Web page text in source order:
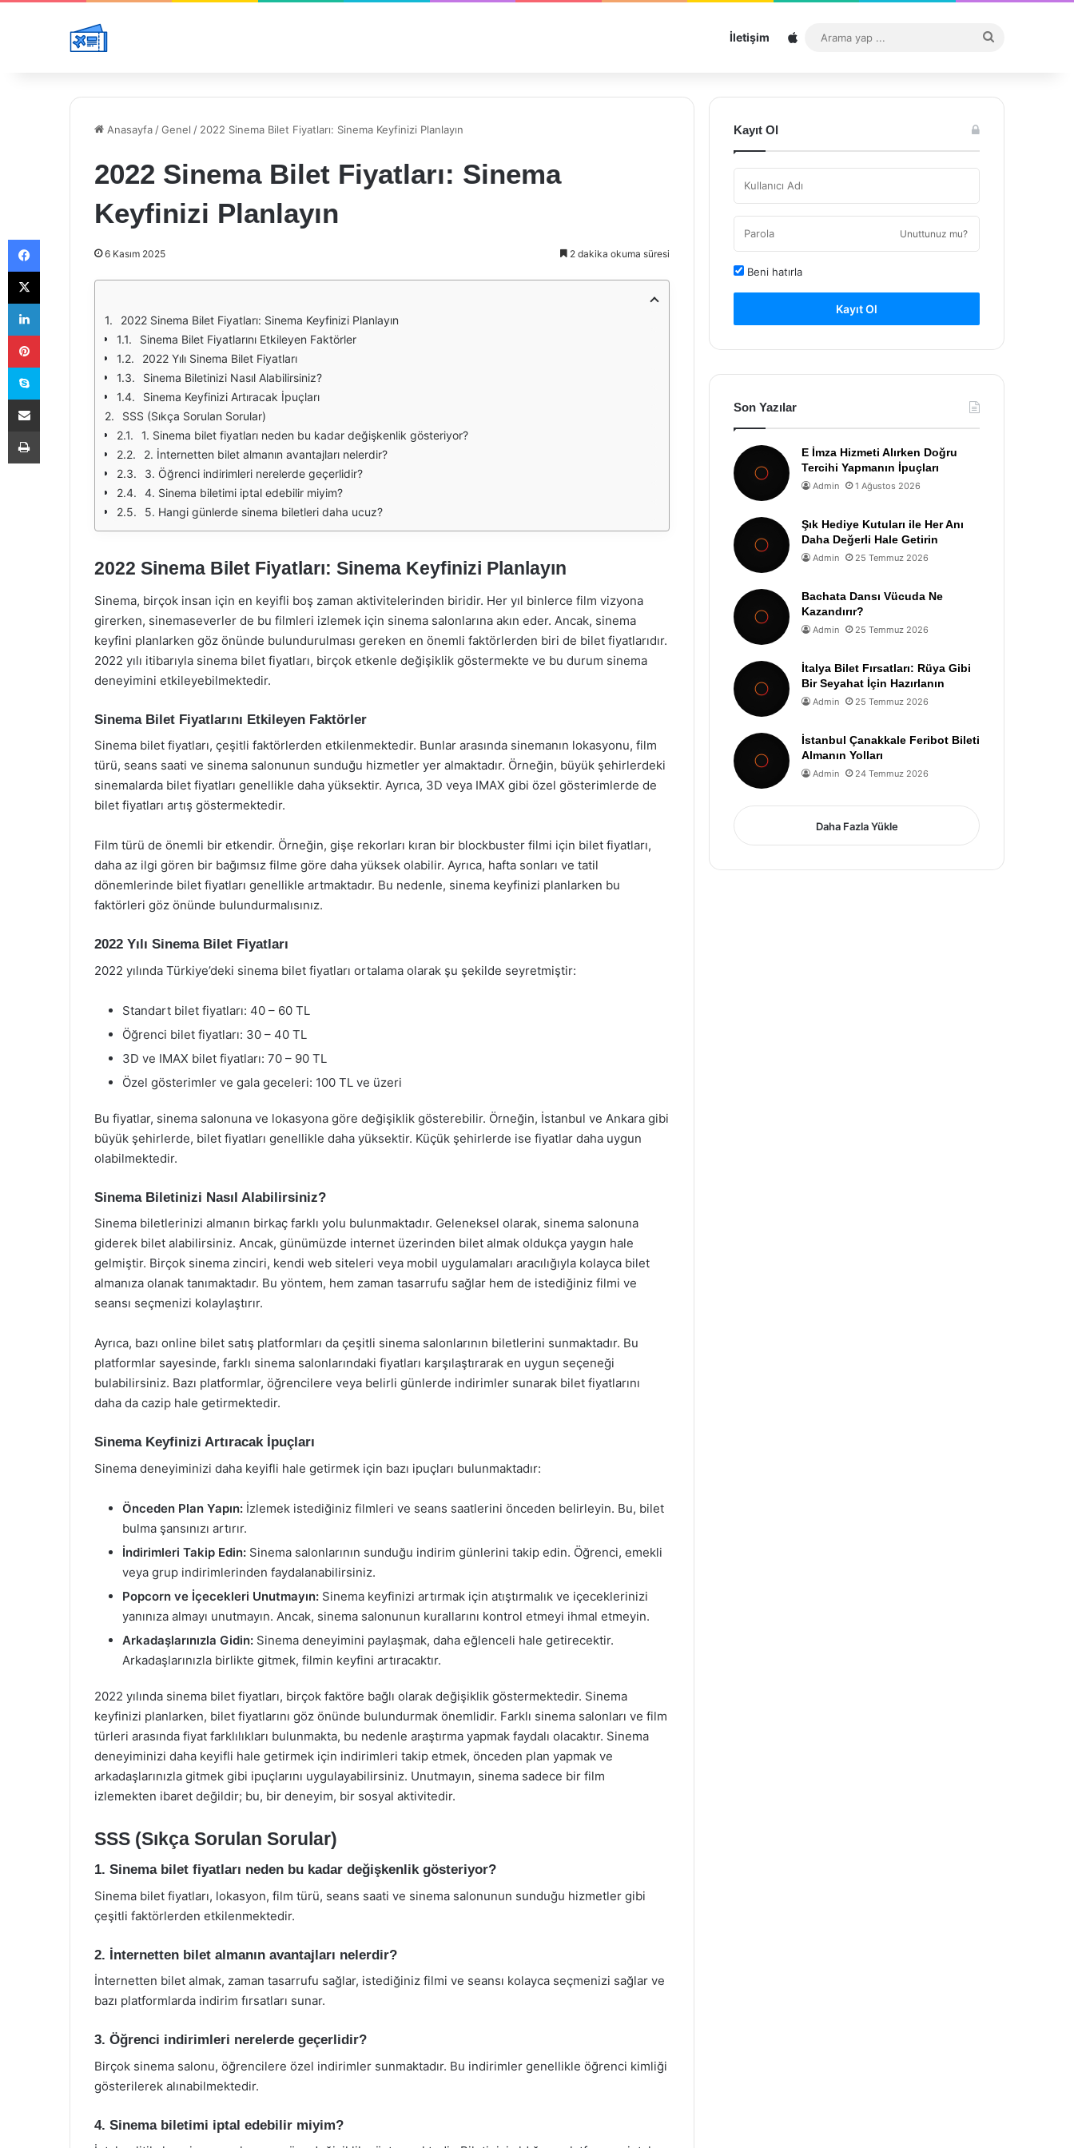
İletişim Sitemap
...
Anasayfa /Genel / 2022 Sinema Bilet Fiyatları: Sinema Keyfinizi Planlayın
2022 Sinema Bilet Fiyatları: Sinema
Keyfinizi Planlayın
6 Kasım 2025 2 dakika okuma süresi
2022 Sinema Bilet Fiyatları: Sinema Keyfinizi Planlayın
Sinema Bilet Fiyatlarını Etkileyen Faktörler
2022 Yılı Sinema Bilet Fiyatları
Sinema Biletinizi Nasıl Alabilirsiniz?
Sinema Keyfinizi Artıracak İpuçları
SSS (Sıkça Sorulan Sorular)
1. Sinema bilet fiyatları neden bu kadar değişkenlik gösteriyor?
2. İnternetten bilet almanın avantajları nelerdir?
3. Öğrenci indirimleri nerelerde geçerlidir?
4. Sinema biletimi iptal edebilir miyim?
5. Hangi günlerde sinema biletleri daha ucuz?
2022 Sinema Bilet Fiyatları: Sinema Keyfinizi Planlayın
Sinema, birçok insan için en keyifli boş zaman aktivitelerinden biridir. Her yıl binlerce film vizyona
girerken, sinemaseverler de bu filmleri izlemek için sinema salonlarına akın eder. Ancak, sinema
keyfini planlarken göz önünde bulundurulması gereken en önemli faktörlerden biri de bilet fiyatlarıdır.
2022 yılı itibarıyla sinema bilet fiyatları, birçok etkenle değişiklik göstermekte ve bu durum sinema
deneyimini etkileyebilmektedir.
Sinema Bilet Fiyatlarını Etkileyen Faktörler
Sinema bilet fiyatları, çeşitli faktörlerden etkilenmektedir. Bunlar arasında sinemanın lokasyonu, film
türü, seans saati ve sinema salonunun sunduğu hizmetler yer almaktadır. Örneğin, büyük şehirlerdeki
sinemalarda bilet fiyatları genellikle daha yüksektir. Ayrıca, 3D veya IMAX gibi özel gösterimlerde de
bilet fiyatları artış göstermektedir.
Film türü de önemli bir etkendir. Örneğin, gişe rekorları kıran bir blockbuster filmi için bilet fiyatları,
daha az ilgi gören bir bağımsız filme göre daha yüksek olabilir. Ayrıca, hafta sonları ve tatil
dönemlerinde bilet fiyatları genellikle artmaktadır. Bu nedenle, sinema keyfinizi planlarken bu
faktörleri göz önünde bulundurmalısınız.
2022 Yılı Sinema Bilet Fiyatları
2022 yılında Türkiye’deki sinema bilet fiyatları ortalama olarak şu şekilde seyretmiştir:
Standart bilet fiyatları: 40 – 60 TL
Öğrenci bilet fiyatları: 30 – 40 TL
3D ve IMAX bilet fiyatları: 70 – 90 TL
Özel gösterimler ve gala geceleri: 100 TL ve üzeri
Bu fiyatlar, sinema salonuna ve lokasyona göre değişiklik gösterebilir. Örneğin, İstanbul ve Ankara gibi
büyük şehirlerde, bilet fiyatları genellikle daha yüksektir. Küçük şehirlerde ise fiyatlar daha uygun
olabilmektedir.
Sinema Biletinizi Nasıl Alabilirsiniz?
Sinema biletlerinizi almanın birkaç farklı yolu bulunmaktadır. Geleneksel olarak, sinema salonuna
giderek bilet alabilirsiniz. Ancak, günümüzde internet üzerinden bilet almak oldukça yaygın hale
gelmiştir. Birçok sinema zinciri, kendi web siteleri veya mobil uygulamaları aracılığıyla kolayca bilet
almanıza olanak tanımaktadır. Bu yöntem, hem zaman tasarrufu sağlar hem de istediğiniz filmi ve
seansı seçmenizi kolaylaştırır.
Ayrıca, bazı online bilet satış platformları da çeşitli sinema salonlarının biletlerini sunmaktadır. Bu
platformlar sayesinde, farklı sinema salonlarındaki fiyatları karşılaştırarak en uygun seçeneği
bulabilirsiniz. Bazı platformlar, öğrencilere veya belirli günlerde indirimler sunarak bilet fiyatlarını
daha da cazip hale getirmektedir.
Sinema Keyfinizi Artıracak İpuçları
Sinema deneyiminizi daha keyifli hale getirmek için bazı ipuçları bulunmaktadır:
Önceden Plan Yapın: İzlemek istediğiniz filmleri ve seans saatlerini önceden belirleyin. Bu, bilet
bulma şansınızı artırır.
İndirimleri Takip Edin: Sinema salonlarının sunduğu indirim günlerini takip edin. Öğrenci, emekli
veya grup indirimlerinden faydalanabilirsiniz.
Popcorn ve İçecekleri Unutmayın: Sinema keyfinizi artırmak için atıştırmalık ve içeceklerinizi
yanınıza almayı unutmayın. Ancak, sinema salonunun kurallarını kontrol etmeyi ihmal etmeyin.
Arkadaşlarınızla Gidin: Sinema deneyimini paylaşmak, daha eğlenceli hale getirecektir.
Arkadaşlarınızla birlikte gitmek, filmin keyfini artıracaktır.
2022 yılında sinema bilet fiyatları, birçok faktöre bağlı olarak değişiklik göstermektedir. Sinema
keyfinizi planlarken, bilet fiyatlarını göz önünde bulundurmak önemlidir. Farklı sinema salonları ve film
türleri arasında fiyat farklılıkları bulunmakta, bu nedenle araştırma yapmak faydalı olacaktır. Sinema
deneyiminizi daha keyifli hale getirmek için indirimleri takip etmek, önceden plan yapmak ve
arkadaşlarınızla gitmek gibi ipuçlarını uygulayabilirsiniz. Unutmayın, sinema sadece bir film
izlemekten ibaret değildir; bu, bir deneyim, bir sosyal aktivitedir.
SSS (Sıkça Sorulan Sorular)
1. Sinema bilet fiyatları neden bu kadar değişkenlik gösteriyor?
Sinema bilet fiyatları, lokasyon, film türü, seans saati ve sinema salonunun sunduğu hizmetler gibi
çeşitli faktörlerden etkilenmektedir.
2. İnternetten bilet almanın avantajları nelerdir?
İnternetten bilet almak, zaman tasarrufu sağlar, istediğiniz filmi ve seansı kolayca seçmenizi sağlar ve
bazı platformlarda indirim fırsatları sunar.
3. Öğrenci indirimleri nerelerde geçerlidir?
Birçok sinema salonu, öğrencilere özel indirimler sunmaktadır. Bu indirimler genellikle öğrenci kimliği
gösterilerek alınabilmektedir.
4. Sinema biletimi iptal edebilir miyim?
Kayıt Ol
Unuttunuz mu?
Beni hatırla
Kayıt Ol
Son Yazılar
E İmza Hizmeti Alırken Doğru
Tercihi Yapmanın İpuçları
Admin 1 Ağustos 2026
Şık Hediye Kutuları ile Her Anı
Daha Değerli Hale Getirin
Admin 25 Temmuz 2026
Bachata Dansı Vücuda Ne
Kazandırır?
Admin 25 Temmuz 2026
İtalya Bilet Fırsatları: Rüya Gibi
Bir Seyahat İçin Hazırlanın
Admin 25 Temmuz 2026
İstanbul Çanakkale Feribot Bileti
Almanın Yolları
Admin 24 Temmuz 2026
Daha Fazla Yükle
Facebook
X
LinkedIn
Pinterest
Skype
E-Posta ile paylaş